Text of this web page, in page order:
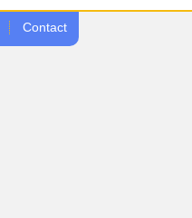
Contact